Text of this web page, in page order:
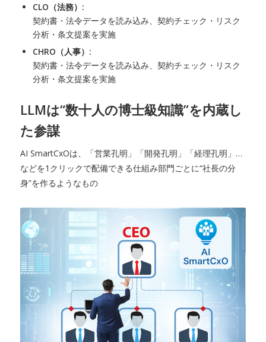
CLO（法務）:
契約書・法令データを読み込み、契約チェック・リスク
分析・条文提案を実施
CHRO（人事）:
契約書・法令データを読み込み、契約チェック・リスク
分析・条文提案を実施
LLMは“数十人の博士級知識”を内蔵し
た参謀
AI SmartCxOは、「営業孔明」「開発孔明」「経理孔明」…
などを1クリックで配備できる仕組み部門ごとに“社長の分
身”を作るようなもの